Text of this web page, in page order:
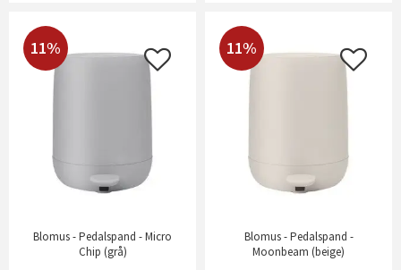
11%
Blomus - Pedalspand - Micro
Chip (grå)
11%
Blomus - Pedalspand -
Moonbeam (beige)